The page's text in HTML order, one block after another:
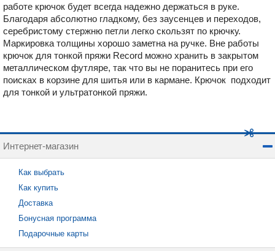
работе крючок будет всегда надежно держаться в руке.
Благодаря абсолютно гладкому, без заусенцев и переходов,
серебристому стержню петли легко скользят по крючку.
Маркировка толщины хорошо заметна на ручке. Вне работы
крючок для тонкой пряжи Record можно хранить в закрытом
металлическом футляре, так что вы не поранитесь при его
поисках в корзине для шитья или в кармане. Крючок подходит
для тонкой и ультратонкой пряжи.
Интернет-магазин
Как выбрать
Как купить
Доставка
Бонусная программа
Подарочные карты